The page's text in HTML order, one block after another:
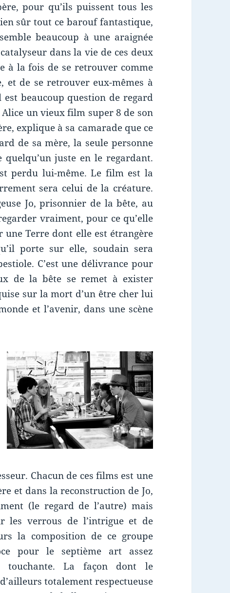
pour qu’ils puissent tous les
sûr tout ce barouf fantastique,
beaucoup à une araignée
dans la vie de ces deux
à la fois de se retrouver comme
et de se retrouver eux-mêmes à
beaucoup question de regard
un vieux film super 8 de son
explique à sa camarade que ce
de sa mère, la seule personne
juste en le regardant.
perdu lui-même. Le film est la
sera celui de la créature.
Jo, prisonnier de la bête, au
vraiment, pour ce qu’elle
une Terre dont elle est étrangère
porte sur elle, soudain sera
C’est une délivrance pour
de la bête se remet à exister
sur la mort d’un être cher lui
et l’avenir, dans une scène
Chacun de ces films est une
et dans la reconstruction de Jo,
(le regard de l’autre) mais
les verrous de l’intrigue et de
la composition de ce groupe
pour le septième art assez
touchante. La façon dont le
totalement respectueuse